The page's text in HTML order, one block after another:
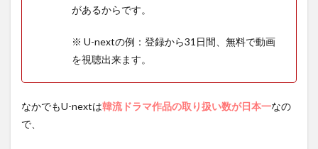
があるからです。
※ U-nextの例：登録から31日間、無料で動画
を視聴出来ます。
なかでもU-nextは韓流ドラマ作品の取り扱い数が日本一なの
で、